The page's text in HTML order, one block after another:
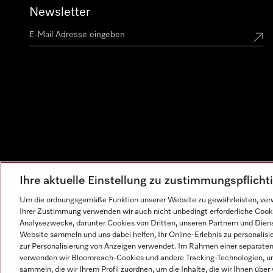
Newsletter
Ihre aktuelle Einstellung zu
Um die ordnungsgemäße Funktion unserer Website zu gewährleisten,
Ihrer Zustimmung verwenden wir auch nicht unbedingt erforderliche
Analysezwecke, darunter Cookies von Dritten, unseren Partnern und
Website sammeln und uns dabei helfen, Ihr Online-Erlebnis zu
zur Personalisierung von Anzeigen verwendet. Im Rahmen einer
verwenden wir Bloomreach-Cookies und andere Tracking-Technologien,
sammeln, die wir Ihrem Profil zuordnen, um die Inhalte, die wir Ihnen